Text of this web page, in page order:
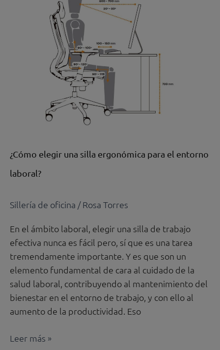
¿Cómo elegir una silla ergonómica para el entorno
laboral?
Sillería de oficina /Rosa Torres
En el ámbito laboral, elegir una silla de trabajo
efectiva nunca es fácil pero, sí que es una tarea
tremendamente importante. Y es que son un
elemento fundamental de cara al cuidado de la
salud laboral, contribuyendo al mantenimiento del
bienestar en el entorno de trabajo, y con ello al
aumento de la productividad. Eso
Leer más »